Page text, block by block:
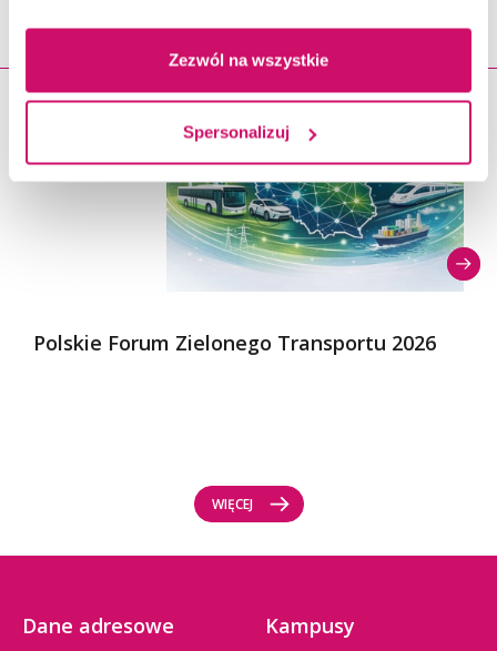
Zezwól na wszystkie
Spersonalizuj
Polskie Forum Zielonego Transportu 2026
WIĘCEJ
Dane adresowe Kampusy